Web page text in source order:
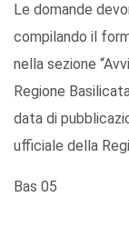
Le domande
compilando il
nella sezione
Regione
data di
ufficiale della
Bas 05